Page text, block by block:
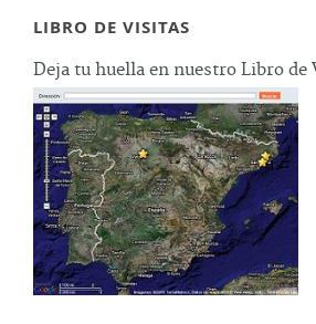
LIBRO DE VISITAS
Deja tu huella en nuestro Libro de